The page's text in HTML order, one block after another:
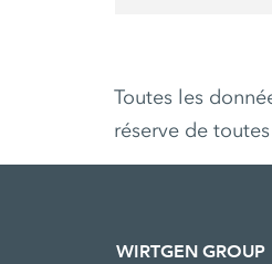
Toutes les
réserve de
WIRTGEN GROUP